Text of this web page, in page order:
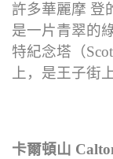
許多華麗摩 登
是一片青翠的
特紀念塔（
上，是王子街
卡爾頓山